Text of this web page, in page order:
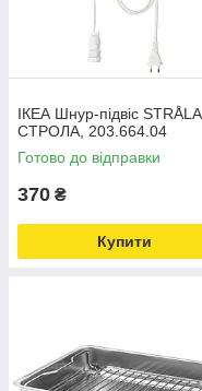
ІКЕА Шнур-підвіс STRÅLA
СТРОЛА, 203.664.04
Готово до відправки
370 ₴
Купити